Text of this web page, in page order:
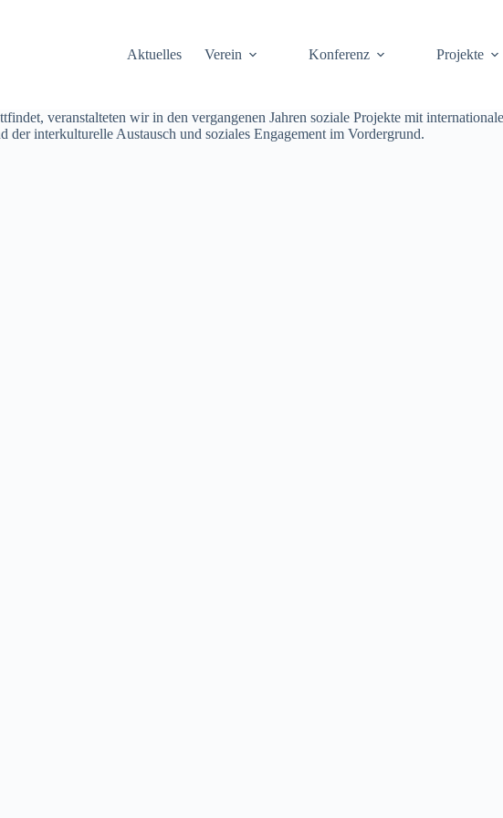
Aktuelles
Verein Konferenz Projekte
veranstalteten wir in den vergangenen Jahren soziale Projekte mit
interkulturelle Austausch und soziales Engagement im Vordergrund.